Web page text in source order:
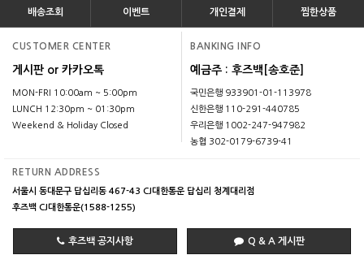
배송조회 이벤트 개인결제 찜한상품
CUSTOMER CENTER
게시판 or 카카오톡
MON-FRI 10:00am ~ 5:00pm
LUNCH 12:30pm ~ 01:30pm
Weekend & Holiday Closed
BANKING INFO
예금주 : 후즈백[송호준]
국민은행 933901-01-113978
신한은행 110-291-440785
우리은행 1002-247-947982
농협 302-0179-6739-41
RETURN ADDRESS
서울시 동대문구 답십리동 467-43 CJ대한통운 답십리 청계대리점
후즈백 CJ대한통운(1588-1255)
후즈백 공지사항 Q & A 게시판